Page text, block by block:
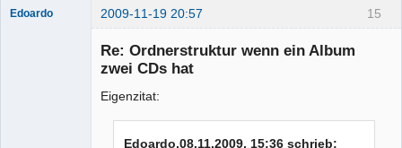
15
Edoardo 2009-11-19 20:57
Re: Ordnerstruktur wenn ein Album
zwei CDs hat
Eigenzitat:
Edoardo,08.11.2009, 15:36 schrieb: